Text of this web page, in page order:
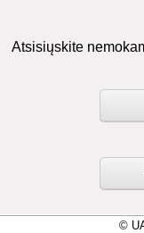
Atsisiųskite
©